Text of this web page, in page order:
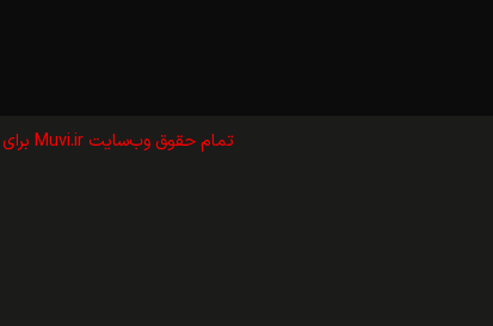
تمام حقوق وب‌سايت Muvi.ir برای